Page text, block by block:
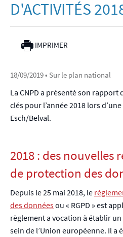
D'ACTIVITÉS
IMPRIMER
18/09/2019• Sur le plan national
La CNPD a présenté son rapport
clés pour l’année 2018 lors
Esch/Belval.
2018 : des nouvelles
de protection des
Depuis le 25 mai 2018, le
des donnéesou « RGPD » est
règlement a vocation à établir
sein de l’Union européenne. Il a